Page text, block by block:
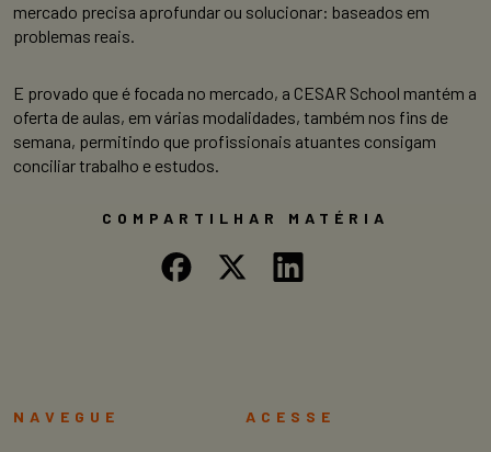
mercado precisa aprofundar ou solucionar: baseados em
problemas reais.
E provado que é focada no mercado, a CESAR School mantém a
oferta de aulas, em várias modalidades, também nos fins de
semana, permitindo que profissionais atuantes consigam
conciliar trabalho e estudos.
COMPARTILHAR MATÉRIA
NAVEGUE ACESSE